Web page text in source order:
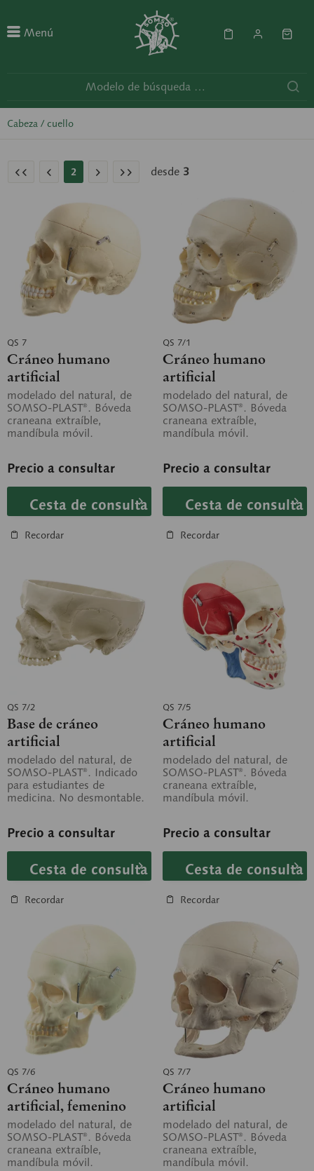
Menú
Cabeza / cuello
2 desde 3
QS 7
Cráneo humano
artificial
modelado del natural, de
SOMSO-PLAST®. Bóveda
craneana extraíble,
mandíbula móvil.
Precio a consultar
Cesta de consulta
Recordar
QS 7/1
Cráneo humano
artificial
modelado del natural, de
SOMSO-PLAST®. Bóveda
craneana extraíble,
mandíbula móvil.
Precio a consultar
Cesta de consulta
Recordar
QS 7/2
Base de cráneo
artificial
modelado del natural, de
SOMSO-PLAST®. Indicado
para estudiantes de
medicina. No desmontable.
Precio a consultar
Cesta de consulta
Recordar
QS 7/5
Cráneo humano
artificial
modelado del natural, de
SOMSO-PLAST®. Bóveda
craneana extraíble,
mandíbula móvil.
Con...
Precio a consultar
Cesta de consulta
Recordar
QS 7/6
Cráneo humano
artificial, femenino
modelado del natural, de
SOMSO-PLAST®. Bóveda
craneana extraíble,
mandíbula móvil.
QS 7/7
Cráneo humano
artificial
modelado del natural, de
SOMSO-PLAST®. Bóveda
craneana extraíble,
mandíbula móvil.